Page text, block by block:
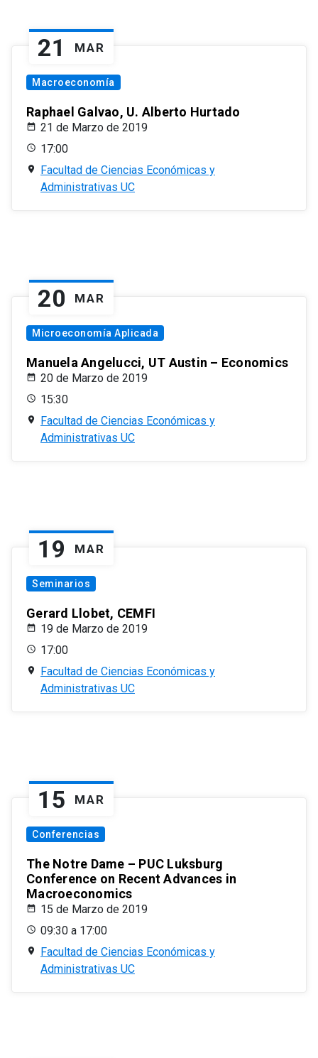
21 MAR
Macroeconomía
Raphael Galvao, U. Alberto Hurtado
21 de Marzo de 2019
17:00
Facultad de Ciencias Económicas y
Administrativas UC
20 MAR
Microeconomía Aplicada
Manuela Angelucci, UT Austin – Economics
20 de Marzo de 2019
15:30
Facultad de Ciencias Económicas y
Administrativas UC
19 MAR
Seminarios
Gerard Llobet, CEMFI
19 de Marzo de 2019
17:00
Facultad de Ciencias Económicas y
Administrativas UC
15 MAR
Conferencias
The Notre Dame – PUC Luksburg
Conference on Recent Advances in
Macroeconomics
15 de Marzo de 2019
09:30 a 17:00
Facultad de Ciencias Económicas y
Administrativas UC